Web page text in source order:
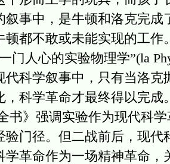
叙事中，是牛顿和洛克完
顿都不敢或未能实现的工
人心的实验物理学”(la
代科学叙事中，只有当洛克
科学革命才最终得以完成。
强调实验作为现代科学
验门径。但二战前后，现
学革命作为一场精神革命